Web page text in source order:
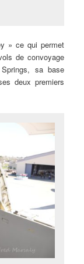
» ce qui permet
de convoyage
sa base
deux premiers